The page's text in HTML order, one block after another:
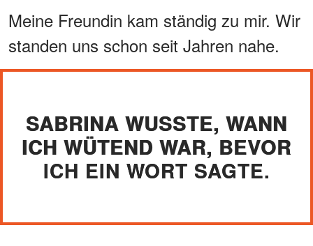
Meine Freundin kam ständig zu mir. Wir
standen uns schon seit Jahren nahe.
SABRINA WUSSTE, WANN
ICH WÜTEND WAR, BEVOR
ICH EIN WORT SAGTE.